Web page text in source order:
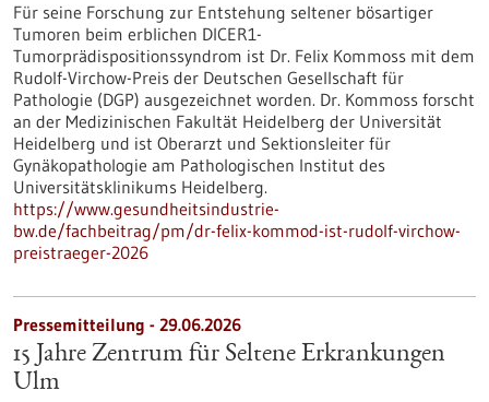
Für seine Forschung zur Entstehung seltener bösartiger
Tumoren beim erblichen DICER1-
Tumorprädispositionssyndrom ist Dr. Felix Kommoss mit dem
Rudolf-Virchow-Preis der Deutschen Gesellschaft für
Pathologie (DGP) ausgezeichnet worden. Dr. Kommoss forscht
an der Medizinischen Fakultät Heidelberg der Universität
Heidelberg und ist Oberarzt und Sektionsleiter für
Gynäkopathologie am Pathologischen Institut des
Universitätsklinikums Heidelberg.
https://www.gesundheitsindustrie-
bw.de/fachbeitrag/pm/dr-felix-kommod-ist-rudolf-virchow-
preistraeger-2026
Pressemitteilung - 29.06.2026
15 Jahre Zentrum für Seltene Erkrankungen
Ulm